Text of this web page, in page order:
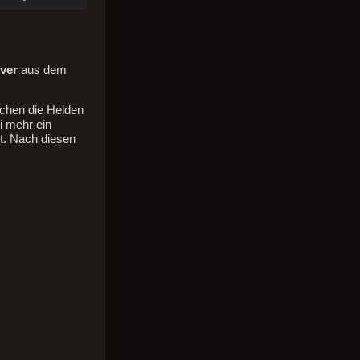
zu
aus dem
die Helden
mehr ein
Nach diesen